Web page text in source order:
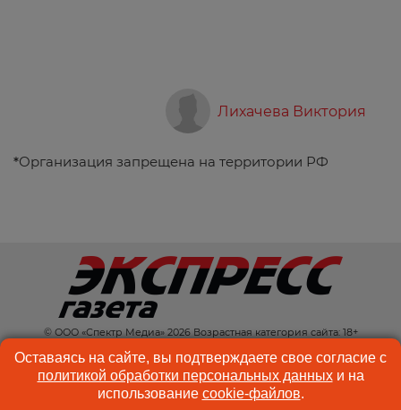
Лихачева Виктория
*Организация запрещена на территории РФ
© ООО «Спектр Медиа» 2026 Возрастная категория сайта: 18+
КОНТАКТЫ
РЕКЛАМА
КУКИ-ФАЙЛЫ
ПОЛЬЗОВАТЕЛЬСКОЕ
СОГЛАШЕНИЕ
Оставаясь на сайте, вы подтверждаете свое согласие с
политикой обработки персональных данныхи на
использование cookie-файлов.